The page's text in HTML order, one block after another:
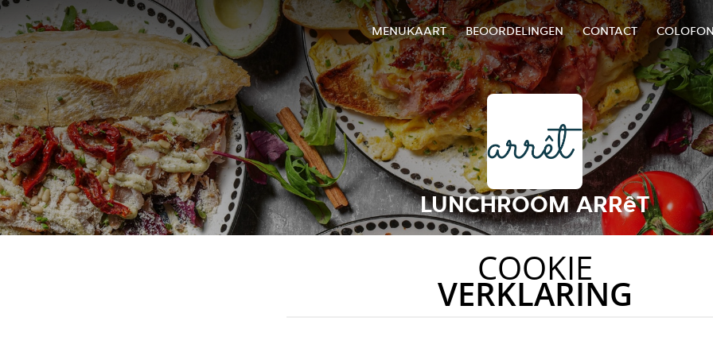
MENUKAART BEOORDELINGEN CONTACT
LUNCHROOM ARRêT
COOKIE
VERKLARING